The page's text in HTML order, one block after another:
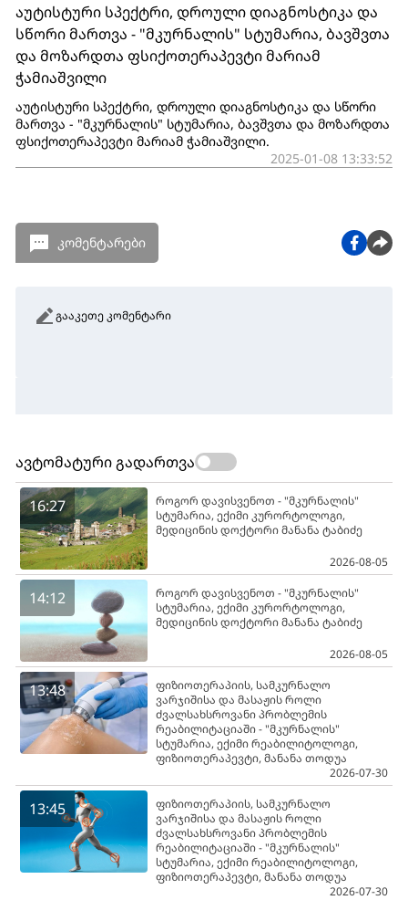
აუტისტური სპექტრი, დროული დიაგნოსტიკა და
სწორი მართვა - "მკურნალის" სტუმარია, ბავშვთა
და მოზარდთა ფსიქოთერაპევტი მარიამ
ჭამიაშვილი
აუტისტური სპექტრი, დროული დიაგნოსტიკა და სწორი
მართვა - "მკურნალის" სტუმარია, ბავშვთა და მოზარდთა
ფსიქოთერაპევტი მარიამ ჭამიაშვილი.
2025-01-08 13:33:52
კომენტარები
გააკეთე კომენტარი
ავტომატური გადართვა
16:27
როგორ დავისვენოთ - "მკურნალის"
სტუმარია, ექიმი კურორტოლოგი,
მედიცინის დოქტორი მანანა ტაბიძე
2026-08-05
14:12
როგორ დავისვენოთ - "მკურნალის"
სტუმარია, ექიმი კურორტოლოგი,
მედიცინის დოქტორი მანანა ტაბიძე
2026-08-05
13:48
ფიზიოთერაპიის, სამკურნალო
ვარჯიშისა და მასაჟის როლი
ძვალსახსროვანი პრობლემის
რეაბილიტაციაში - "მკურნალის"
სტუმარია, ექიმი რეაბილიტოლოგი,
ფიზიოთერაპევტი, მანანა თოდუა
2026-07-30
13:45
ფიზიოთერაპიის, სამკურნალო
ვარჯიშისა და მასაჟის როლი
ძვალსახსროვანი პრობლემის
რეაბილიტაციაში - "მკურნალის"
სტუმარია, ექიმი რეაბილიტოლოგი,
ფიზიოთერაპევტი, მანანა თოდუა
2026-07-30